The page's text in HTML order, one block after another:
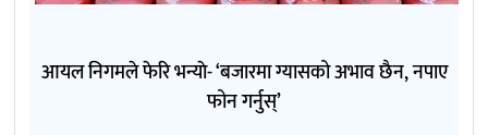
आयल निगमले फेरि भन्याे- ‘बजारमा ग्यासको अभाव छैन, नपाए
फोन गर्नुस्’